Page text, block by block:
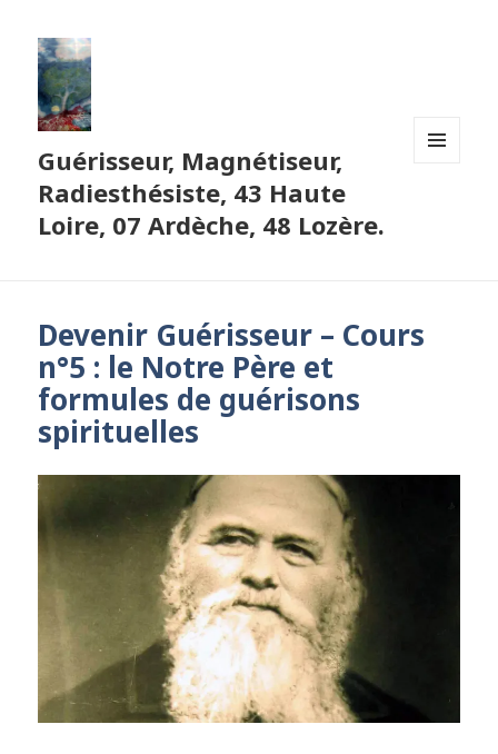
Guérisseur, Magnétiseur,
Radiesthésiste, 43 Haute
Loire, 07 Ardèche, 48 Lozère.
Devenir Guérisseur – Cours
n°5 : le Notre Père et
formules de guérisons
spirituelles